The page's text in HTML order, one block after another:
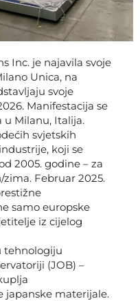
Inc. je najavila svoje
Unica, na
svoje
Manifestacija se
u Milanu, Italija.
svjetskih
koji se
2005. godine – za
Februar 2025.
samo europske
iz cijelog
tehnologiju
(JOB) –
japanske materijale.